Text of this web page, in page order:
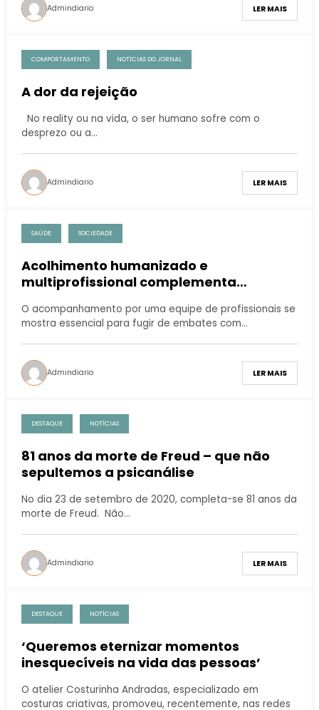
Admindiario LER MAIS
COMPORTAMENTO NOTÍCIAS DO JORNAL
A dor da rejeição
No reality ou na vida, o ser humano sofre com o
desprezo ou a…
Admindiario LER MAIS
SAÚDE SOCIEDADE
Acolhimento humanizado e
multiprofissional complementa
vida do paciente com câncer
O acompanhamento por uma equipe de profissionais se
mostra essencial para fugir de embates com…
Admindiario LER MAIS
DESTAQUE NOTÍCIAS
81 anos da morte de Freud – que não
sepultemos a psicanálise
No dia 23 de setembro de 2020, completa-se 81 anos da
morte de Freud. Não…
Admindiario LER MAIS
DESTAQUE NOTÍCIAS
‘Queremos eternizar momentos
inesquecíveis na vida das pessoas’
O atelier Costurinha Andradas, especializado em
costuras criativas, promoveu, recentemente, nas redes